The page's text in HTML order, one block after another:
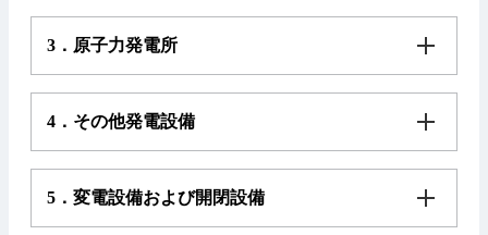
3．原子力発電所
4．その他発電設備
5．変電設備および開閉設備